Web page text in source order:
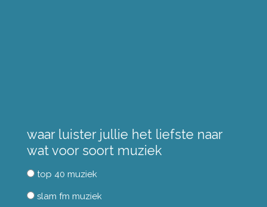
waar luister jullie het liefste naar
wat voor soort muziek
top 40 muziek
slam fm muziek